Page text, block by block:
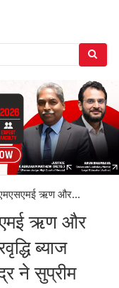
ऋण और...
ऋण और
ब्याज
ने सुप्रीम